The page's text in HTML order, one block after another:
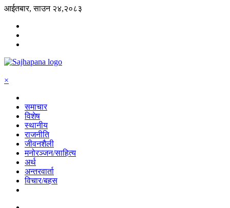
आईतबार, साउन २४,२०८३
×
समाचार
विशेष
स्थानीय
राजनीति
जीवनशैली
मनोरञ्जन/साहित्य
अर्थ
अन्तरवार्ता
विचार/बहस